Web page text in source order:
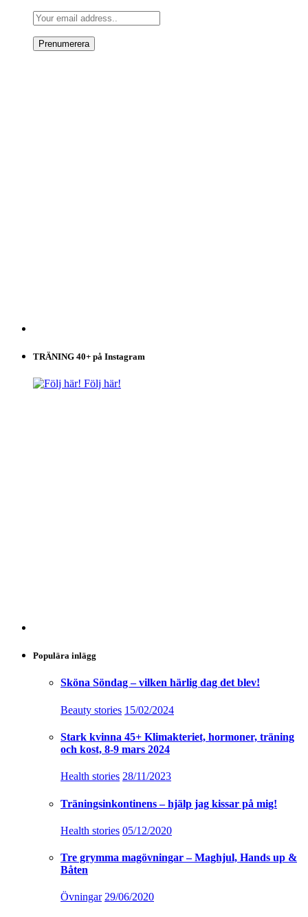
TRÄNING 40+ på Instagram
Följ här!
Populära inlägg
Sköna Söndag – vilken härlig dag det blev!
Beauty stories 15/02/2024
Stark kvinna 45+ Klimakteriet, hormoner, träning
och kost, 8-9 mars 2024
Health stories 28/11/2023
Träningsinkontinens – hjälp jag kissar på mig!
Health stories 05/12/2020
Tre grymma magövningar – Maghjul, Hands up &
Båten
Övningar 29/06/2020